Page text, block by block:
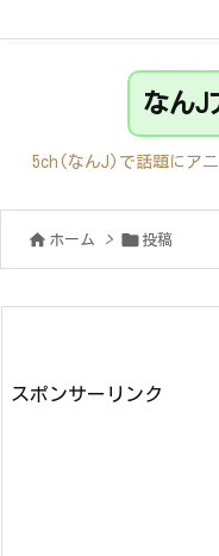
なんJ
5ch(なんJ)で話題にア
 ホーム >  投稿
スポンサーリンク